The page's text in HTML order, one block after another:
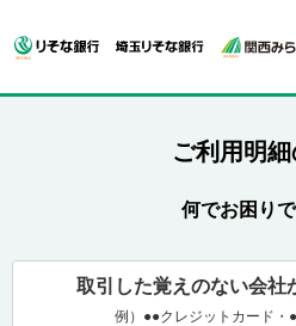
ご利用明
何でお困り
取引した覚えのない会社
例）●●クレジットカード